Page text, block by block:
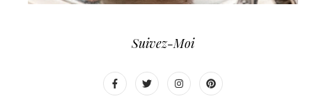
Suivez-Moi